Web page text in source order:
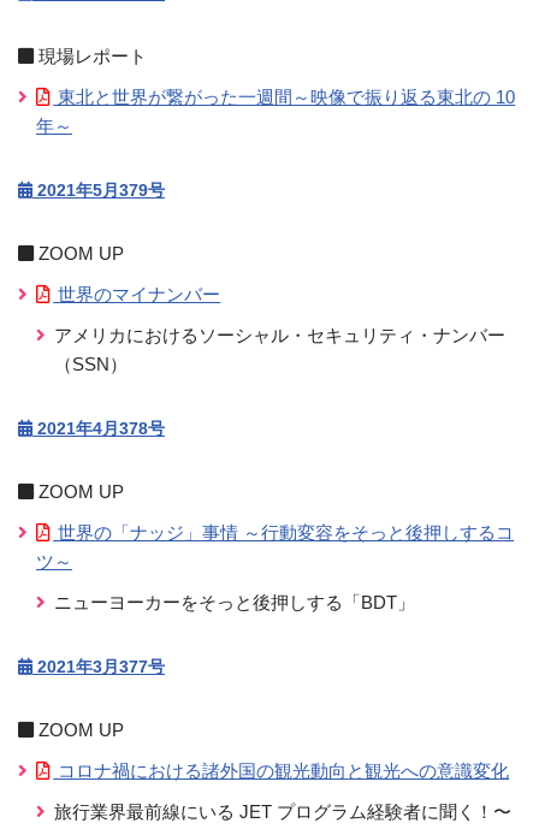
現場レポート
東北と世界が繋がった一週間～映像で振り返る東北の 10
年～
2021年5月379号
ZOOM UP
世界のマイナンバー
アメリカにおけるソーシャル・セキュリティ・ナンバー
（SSN）
2021年4月378号
ZOOM UP
世界の「ナッジ」事情 ～行動変容をそっと後押しするコ
ツ～
ニューヨーカーをそっと後押しする「BDT」
2021年3月377号
ZOOM UP
コロナ禍における諸外国の観光動向と観光への意識変化
旅行業界最前線にいる JET プログラム経験者に聞く！〜